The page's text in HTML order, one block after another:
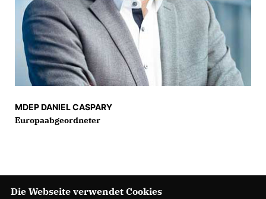
MDEP DANIEL CASPARY
Europaabgeordneter
Die Webseite verwendet Cookies